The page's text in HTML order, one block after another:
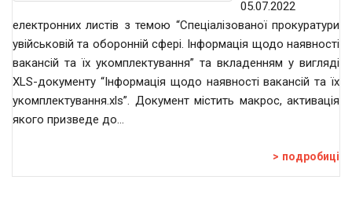
05.07.2022
електронних листів з темою “Спеціалізованої прокуратури
увійськовій та оборонній сфері. Інформація щодо наявності
вакансій та їх укомплектування” та вкладенням у вигляді
XLS-документу “Інформація щодо наявності вакансій та їх
укомплектування.xls”. Документ містить макрос, активація
якого призведе до…
подробиці